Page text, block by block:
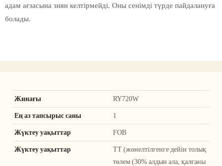
адам ағзасына зиян келтірмейді. Оны сенімді түрде пайдалануға
болады.
Жинағы RY720W
Ең аз тапсырыс саны 1
Жүктеу уақыттар FOB
Жүктеу уақыттар
ТТ (жөнелтілгенге дейін толық
төлем (30% алдын ала, қалғаны